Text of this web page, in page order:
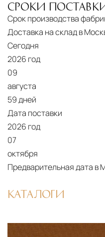
Москве
дней. Для
от удалённости
10 рабочих дней.
при наличии
Управление
Каждый заказ
мониторинга. Наша
специалистов с
полную сохранность
СРОКИ
Срок производства
Доставка на склад в
Сегодня
2026 год
09
августа
59 дней
Дата поставки
2026 год
07
октября
Предварительная дата в
КАТАЛОГИ